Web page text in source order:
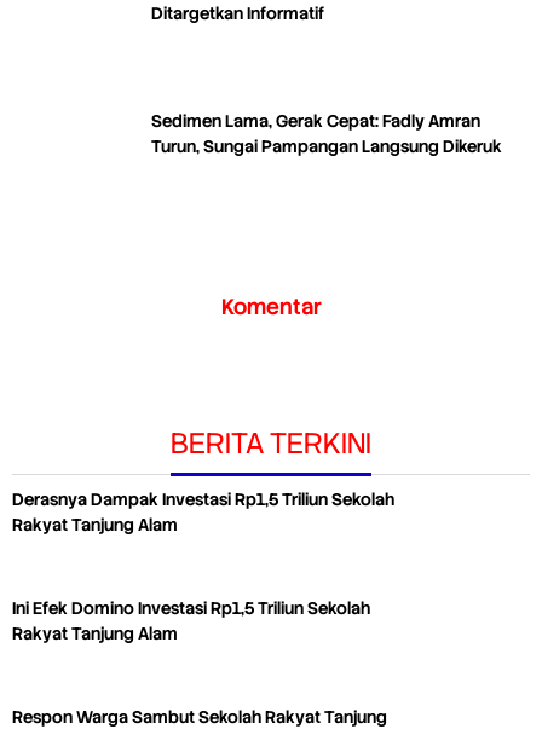
Ditargetkan Informatif
Sedimen Lama, Gerak Cepat: Fadly Amran
Turun, Sungai Pampangan Langsung Dikeruk
Komentar
BERITA TERKINI
Derasnya Dampak Investasi Rp1,5 Triliun Sekolah
Rakyat Tanjung Alam
Ini Efek Domino Investasi Rp1,5 Triliun Sekolah
Rakyat Tanjung Alam
Respon Warga Sambut Sekolah Rakyat Tanjung